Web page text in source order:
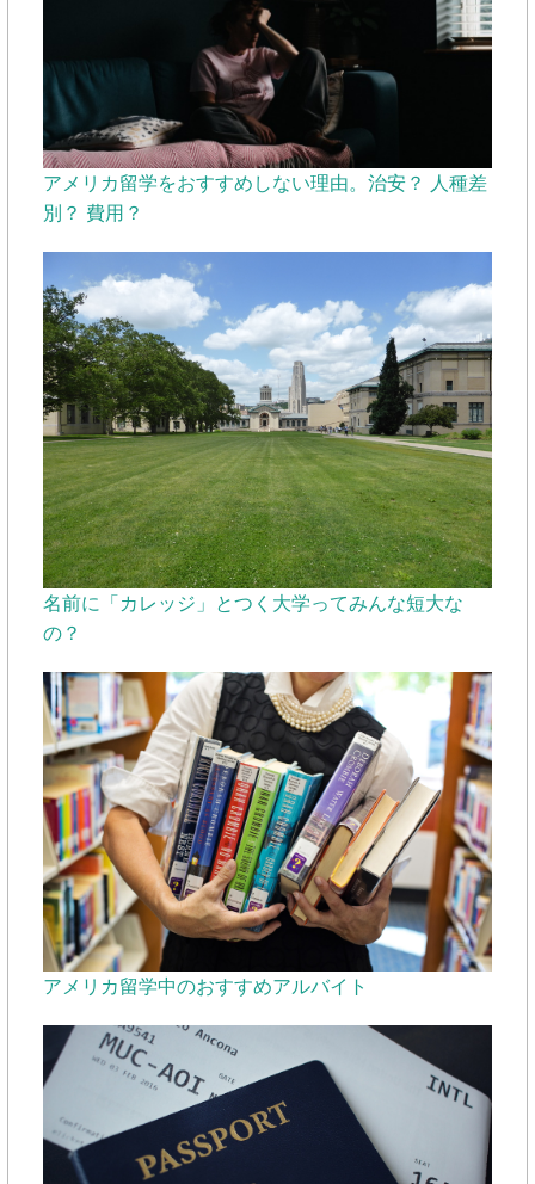
アメリカ留学をおすすめしない理由。治安？ 人種差
別？ 費用？
名前に「カレッジ」とつく大学ってみんな短大な
の？
アメリカ留学中のおすすめアルバイト